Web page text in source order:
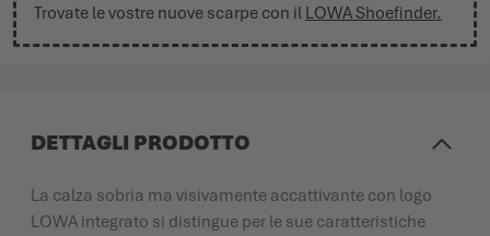
Trovate le vostre nuove scarpe con il LOWA Shoefinder.
DETTAGLI PRODOTTO
La calza sobria ma visivamente accattivante con logo
LOWA integrato si distingue per le sue caratteristiche